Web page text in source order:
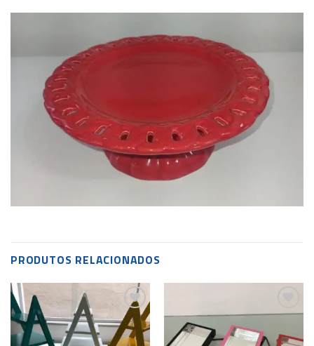
PRODUTOS RELACIONADOS
Add to
wishlist
Add to